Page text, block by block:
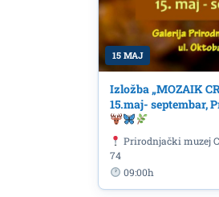
15 MAJ
Izložba „MOZAIK
15.maj- septembar,
Prirodnjački muzej
74
09:00h